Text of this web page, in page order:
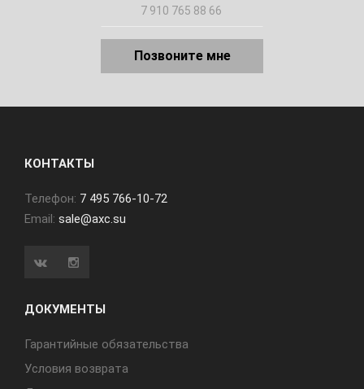
Позвоните мне
КОНТАКТЫ
Телефон: 7 495 766-10-72
Email: sale@axc.su
ДОКУМЕНТЫ
Гарантийные обязательства
Условия возврата